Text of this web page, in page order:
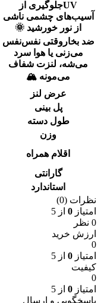
UVجلوگیری از
آسیب‌های چشمی ناشی
از نور خورشید 🌞
ضد بخاروقتی نفس‌نفس
می‌زنی یا هوا سرد
می‌شه، لنزت شفاف
می‌مونه 🏔️
عرض لنز
پل بینی
طول دسته
وزن
اقلام همراه
گارانتی
استاندارد
نظرات (0)
امتیاز 0 از 5
0 نظر
ارزش خرید
0
امتیاز 0 از 5
کیفیت
0
امتیاز 0 از 5
پاسخگویی و ارسال